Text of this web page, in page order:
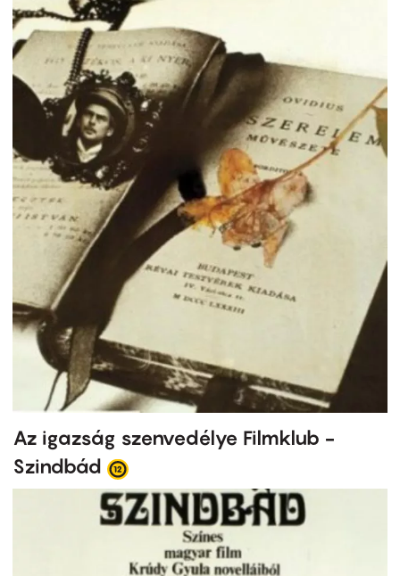
Az igazság szenvedélye Filmklub -
Szindbád